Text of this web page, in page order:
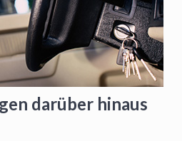
darüber hinaus